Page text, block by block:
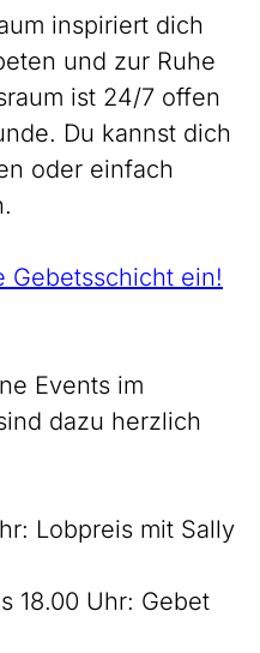
inspiriert dich
und zur Ruhe
ist 24/7 offen
Du kannst dich
oder einfach
Gebetsschicht ein!
Events im
dazu herzlich
Lobpreis mit Sally
18.00 Uhr: Gebet